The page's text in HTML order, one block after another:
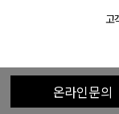
고
온라인문의